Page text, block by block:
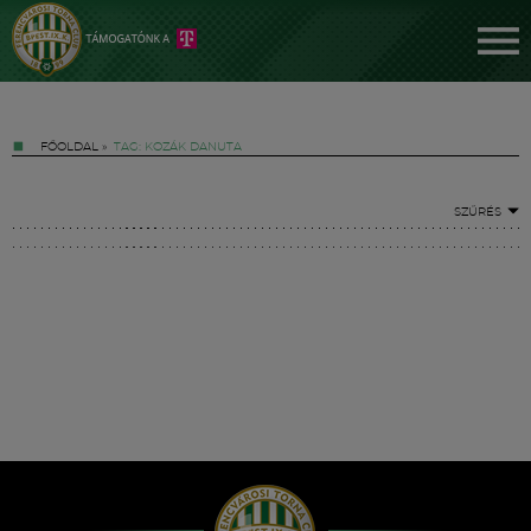
FŐOLDAL » TAG: KOZÁK DANUTA
SZŰRÉS
Hírek